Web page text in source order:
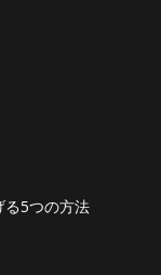
る5つの方法